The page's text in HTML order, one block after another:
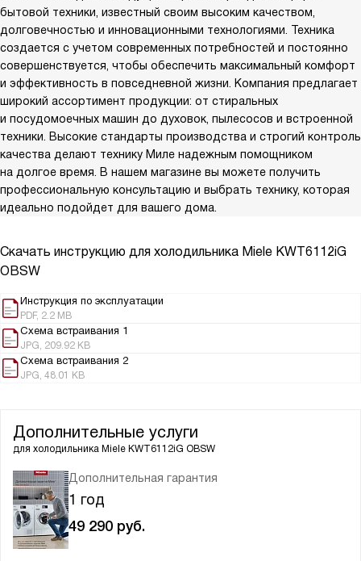
бытовой техники, известный своим высоким качеством,
долговечностью и инновационными технологиями. Техника
создается с учетом современных потребностей и постоянно
совершенствуется, чтобы обеспечить максимальный комфорт
и эффективность в повседневной жизни. Компания предлагает
широкий ассортимент продукции: от стиральных
и посудомоечных машин до духовок, пылесосов и встроенной
техники. Высокие стандарты производства и строгий контроль
качества делают технику Миле надежным помощником
на долгое время. В нашем магазине вы можете получить
профессиональную консультацию и выбрать технику, которая
идеально подойдет для вашего дома.
Скачать инструкцию для холодильника Miele KWT6112iG
OBSW
Инструкция по эксплуатации
PDF, 2.2 MB
Схема встраивания 1
JPG, 209.92 KB
Схема встраивания 2
JPG, 48.01 KB
Дополнительные услуги
для холодильника Miele KWT6112iG OBSW
Дополнительная гарантия
1 год
49 290 руб.